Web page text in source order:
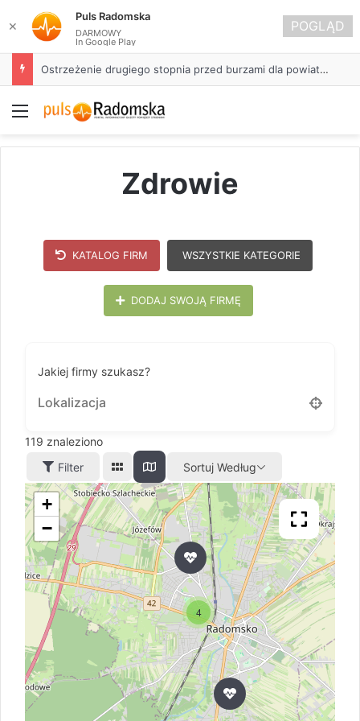
Ostrzeżenie drugiego stopnia przed burzami dla powiatu radomszczańskiego
Menu
Zdrowie
KATALOG FIRM WSZYSTKIE KATEGORIE
DODAJ SWOJĄ FIRMĘ
Jakiej firmy szukasz?
119 znaleziono
Filter
Sortuj Według
4
+
−
✕
Puls Radomska
DARMOWY
In Google Play
POGLĄD